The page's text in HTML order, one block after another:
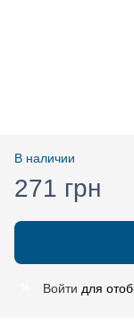
В наличии
271 грн
Войти для